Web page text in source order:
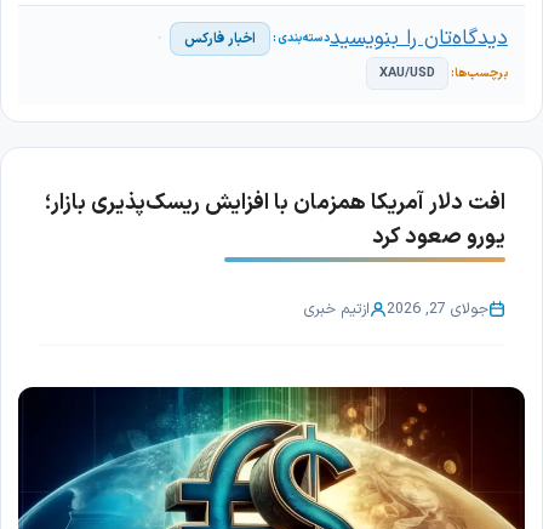
اخبار فارکس
XAU/USD
دیدگاه‌تان را بنویسید
افت دلار آمریکا همزمان با افزایش ریسک‌پذیری بازار؛
یورو صعود کرد
جولای 27, 2026 ازتیم خبری